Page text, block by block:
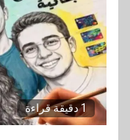
1 دقيقة قراءة